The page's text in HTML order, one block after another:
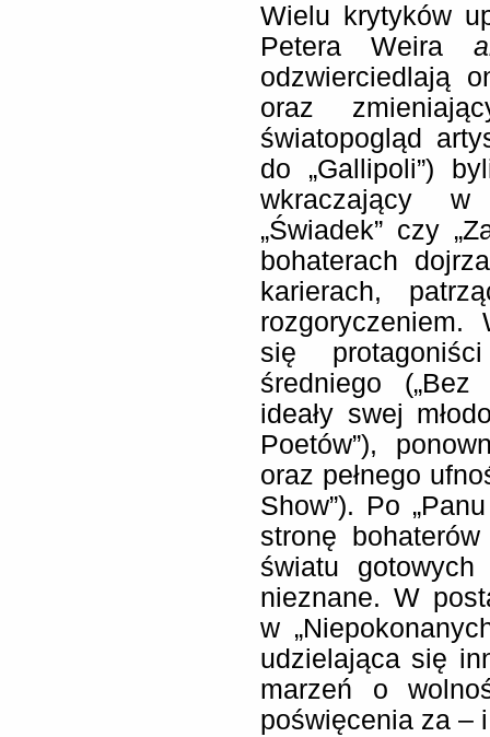
Wielu krytyków
Petera Weira
odzwierciedlają
oraz
światopogląd
do „Gallipoli”)
wkraczający w
„Świadek” czy
bohaterach
karierach,
rozgoryczeniem.
się
średniego („Bez
ideały swej
Poetów”),
oraz pełnego
Show”). Po
stronę
światu
nieznane. W
w
udzielająca się
marzeń o
poświęcenia za –